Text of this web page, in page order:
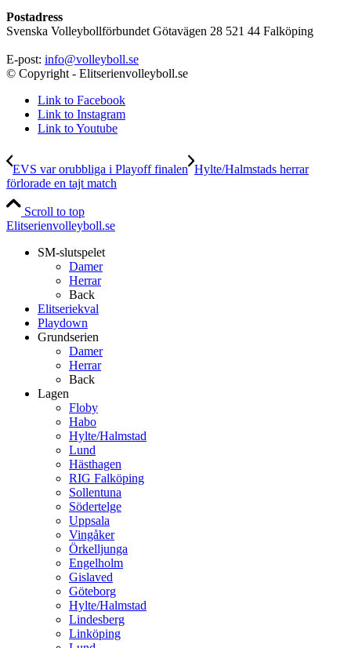
Postadress
Svenska Volleybollförbundet Götavägen 28 521 44 Falköping
E-post: info@volleyboll.se
© Copyright - Elitserienvolleyboll.se
Link to Facebook
Link to Instagram
Link to Youtube
EVS var orubbliga i Playoff finalen Hylte/Halmstads herrar
förlorade en tajt match
Scroll to top
Elitserienvolleyboll.se
SM-slutspelet
Damer
Herrar
Back
Elitseriekval
Playdown
Grundserien
Damer
Herrar
Back
Lagen
Floby
Habo
Hylte/Halmstad
Lund
Hästhagen
RIG Falköping
Sollentuna
Södertelge
Uppsala
Vingåker
Örkelljunga
Engelholm
Gislaved
Göteborg
Hylte/Halmstad
Lindesberg
Linköping